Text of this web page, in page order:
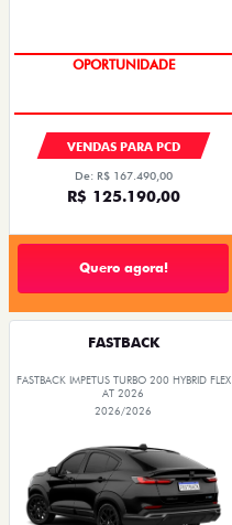
OPORTUNIDADE
VENDAS PARA PCD
De: R$ 167.490,00
R$ 125.190,00
Quero agora!
FASTBACK
FASTBACK IMPETUS TURBO 200 HYBRID FLEX
AT 2026
2026/2026